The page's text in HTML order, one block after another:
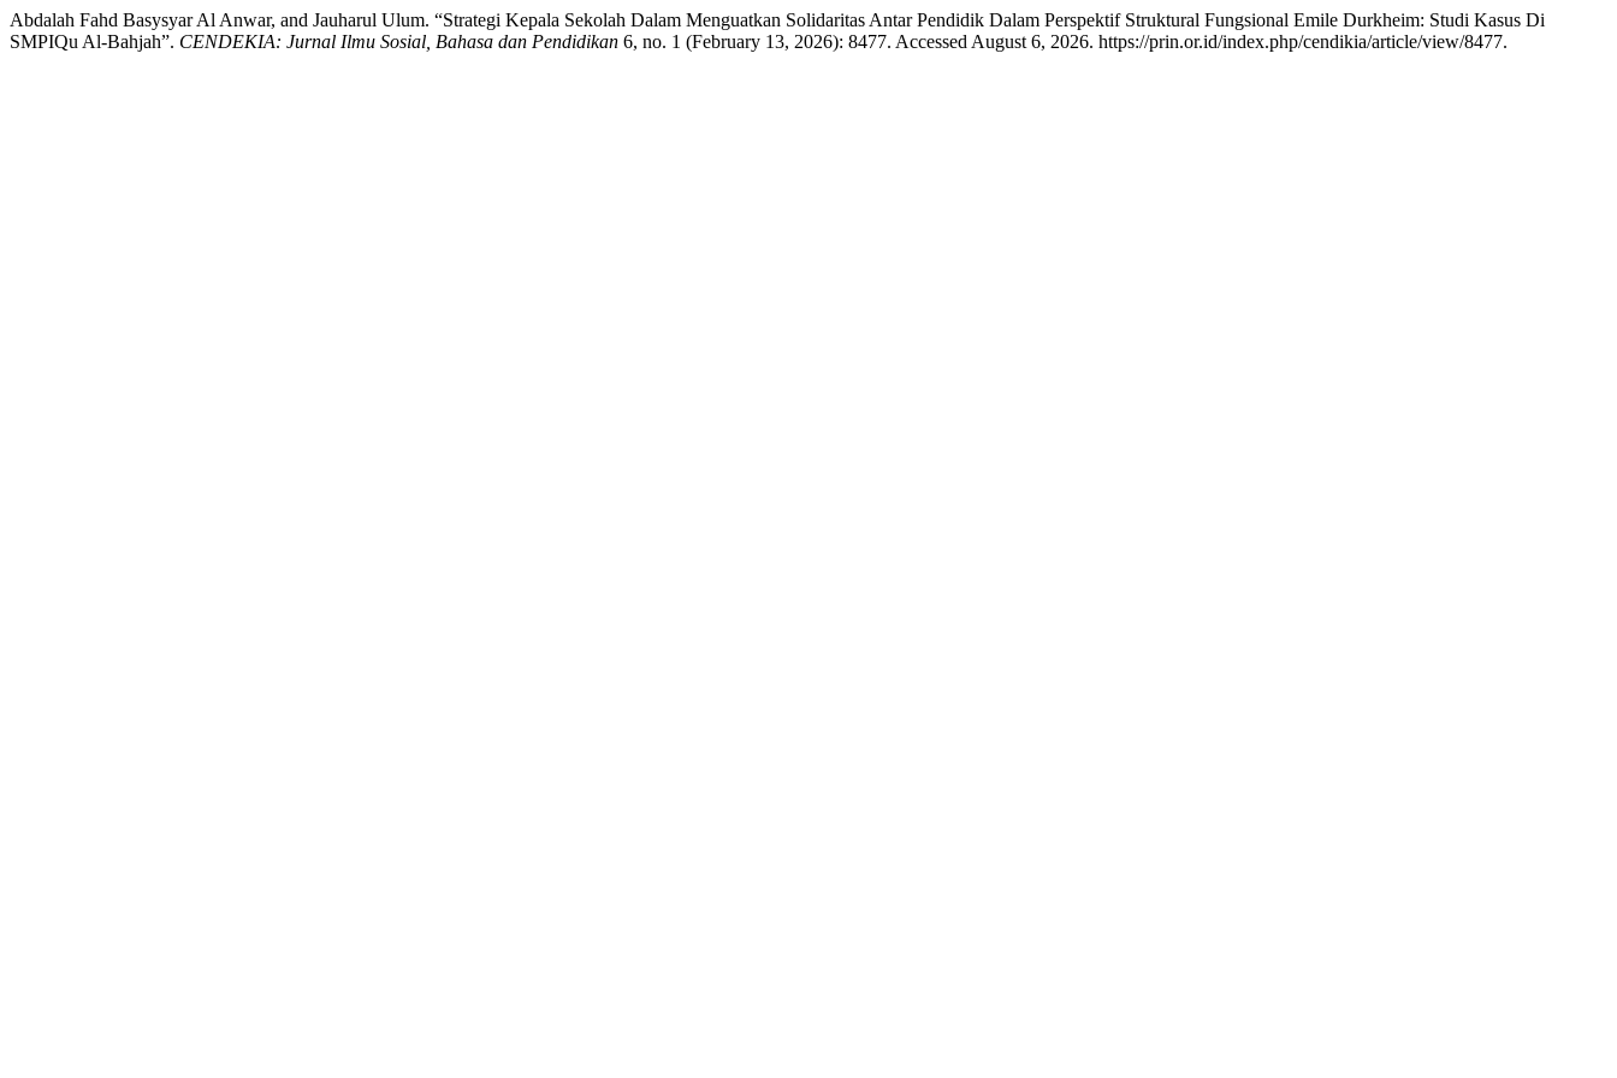
Abdalah Fahd Basysyar Al Anwar, and Jauharul Ulum. “Strategi Kepala Sekolah Dalam Menguatkan Solidaritas Antar Pendidik Dalam Perspektif Struktural Fungsional Emile Durkheim: Studi Kasus Di
SMPIQu Al-Bahjah”. CENDEKIA: Jurnal Ilmu Sosial, Bahasa dan Pendidikan 6, no. 1 (February 13, 2026): 8477. Accessed August 6, 2026. https://prin.or.id/index.php/cendikia/article/view/8477.